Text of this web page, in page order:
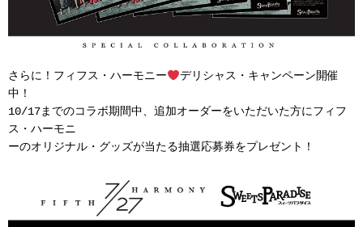
さらに！フィフス・ハーモニー
デリシャス・キャンペーン開催
中！
10/17までのコラボ期間中、追加オーダーをいただいた方にフィフ
ス・ハーモニ
ーのオリジナル・グッズが当たる抽選応募券をプレゼント！